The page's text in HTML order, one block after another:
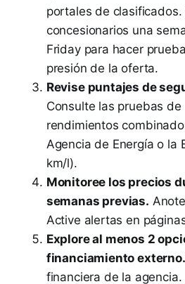
portales de clasificados.
concesionarios una
Friday para hacer
presión de la oferta.
Revise puntajes de
Consulte las pruebas de
rendimientos
Agencia de Energía o la
km/l).
Monitoree los precios
semanas previas.
Active alertas en
Explore al menos 2
financiamiento externo.
financiera de la